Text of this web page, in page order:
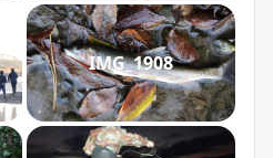
IMG_1908